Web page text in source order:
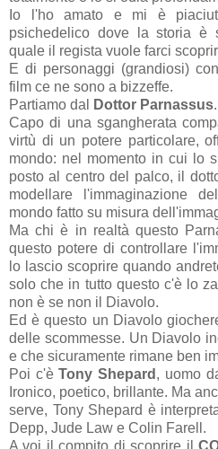
Io l'ho amato e mi è
psichedelico dove la storia è
quale il regista vuole farci
E di personaggi (grandiosi)
film ce ne sono a bizzeffe.
Partiamo dal
Dottor Parnassus.
Capo di una sgangherata
virtù di un potere particolare,
mondo: nel momento in cui lo
posto al centro del palco, il
modellare l'immaginazione
mondo fatto su misura
Ma chi è in realtà questo
questo potere di controllare
lo lascio scoprire quando
solo che in tutto questo c'è lo
non è se non il Diavolo.
Ed è questo un Diavolo
delle scommesse. Un Diavolo
e che sicuramente rimane ben
Poi c'èTony Shepard , uomo
Ironico, poetico, brillante. Ma
serve, Tony Shepard è
Depp, Jude Law e Colin Farell.